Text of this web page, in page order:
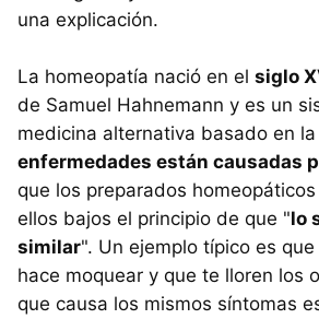
una explicación.
La homeopatía nació en el siglo
de Samuel Hahnemann y es un
medicina alternativa basado en
enfermedades están causadas
que los preparados
ellos bajos el principio de que "lo
similar". Un ejemplo típico es
hace moquear y que te lloren los
que causa los mismos síntomas